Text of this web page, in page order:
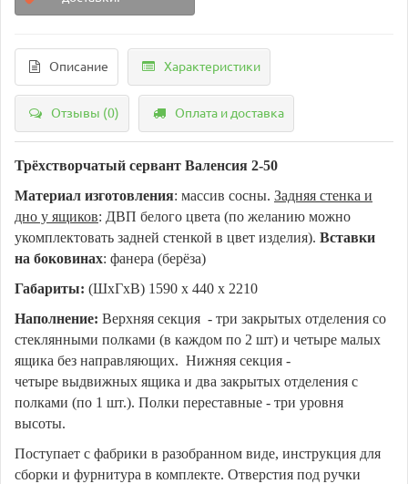
Описание Характеристики
Отзывы (0) Оплата и доставка
Трёхстворчатый сервант Валенсия 2-50
Материал изготовления: массив сосны. Задняя стенка и
дно у ящиков: ДВП белого цвета (по желанию можно
укомплектовать задней стенкой в цвет изделия). Вставки
на боковинах: фанера (берёза)
Габариты: (ШхГхВ) 1590 х 440 х 2210
Наполнение: Верхняя секция - три закрытых отделения со
стеклянными полками (в каждом по 2 шт) и четыре малых
ящика без направляющих. Нижняя секция -
четыре выдвижных ящика и два закрытых отделения с
полками (по 1 шт.). Полки переставные - три уровня
высоты.
Поступает с фабрики в разобранном виде, инструкция для
сборки и фурнитура в комплекте. Отверстия под ручки